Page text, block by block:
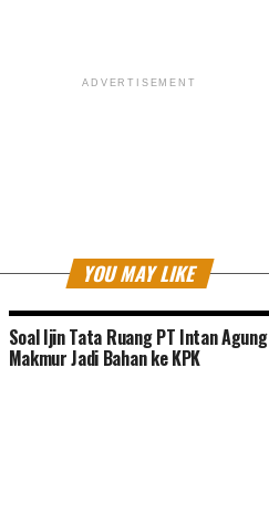
ADVERTISEMENT
YOU MAY LIKE
Soal Ijin Tata Ruang PT Intan Agung
Makmur Jadi Bahan ke KPK